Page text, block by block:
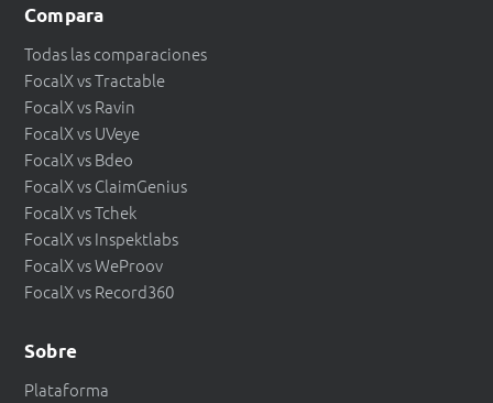
Compara
Todas las comparaciones
FocalX vs Tractable
FocalX vs Ravin
FocalX vs UVeye
FocalX vs Bdeo
FocalX vs ClaimGenius
FocalX vs Tchek
FocalX vs Inspektlabs
FocalX vs WeProov
FocalX vs Record360
Sobre
Plataforma